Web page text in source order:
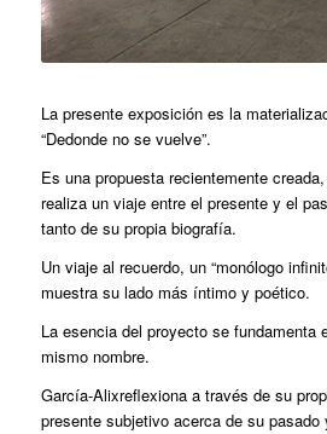
La presente exposición es la
“Dedonde no se vuelve”.
Es una propuesta recientemente
realiza un viaje entre el presente y el
tanto de su propia biografía.
Un viaje al recuerdo, un “monólogo
muestra su lado más íntimo y poético.
La esencia del proyecto se fundamenta
mismo nombre.
García-Alixreflexiona a través de su
presente subjetivo acerca de su